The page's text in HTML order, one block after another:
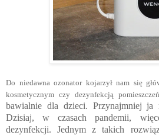
Do niedawna ozonator kojarzył nam się
kosmetycznym czy dezynfekcją
bawialnie dla dzieci. Przynajmniej ja
Dzisiaj, w czasach pandemii,
dezynfekcji. Jednym z takich